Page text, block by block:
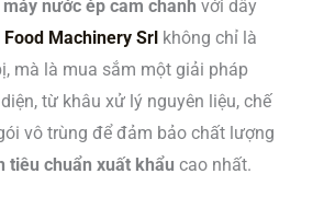
nước ép cam chanh với dây
Machinery Srl không chỉ là
mà là mua sắm một giải pháp
từ khâu xử lý nguyên liệu, chế
vô trùng để đảm bảo chất lượng
tiêu chuẩn xuất khẩu cao nhất.